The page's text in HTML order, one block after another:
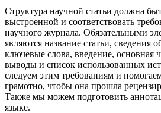
Структура научной статьи должна
выстроенной и соответствовать
научного журнала. Обязательными
являются название статьи, сведения
ключевые слова, введение, основная
выводы и список использованных
следуем этим требованиям и
грамотно, чтобы она прошла
Также мы можем подготовить
языке.